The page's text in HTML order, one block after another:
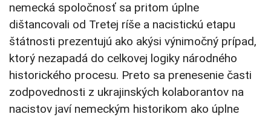
nemecká spoločnosť sa pritom úplne
dištancovali od Tretej ríše a nacistickú etapu
štátnosti prezentujú ako akýsi výnimočný prípad,
ktorý nezapadá do celkovej logiky národného
historického procesu. Preto sa prenesenie časti
zodpovednosti z ukrajinských kolaborantov na
nacistov javí nemeckým historikom ako úplne